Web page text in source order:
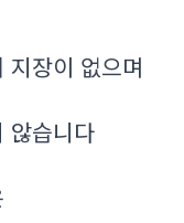
지장이 없으며
않습니다